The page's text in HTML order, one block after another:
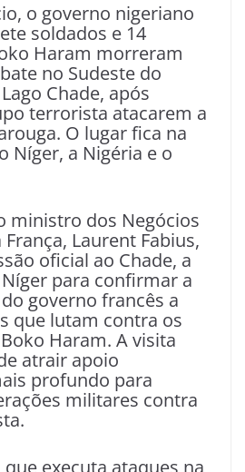
o governo nigeriano
soldados e 14
Haram morreram
no Sudeste do
Chade, após
terrorista atacarem a
O lugar fica na
Níger, a Nigéria e o
ministro dos Negócios
Laurent Fabius,
oficial ao Chade, a
para confirmar a
governo francês a
que lutam contra os
Haram. A visita
atrair apoio
profundo para
militares contra